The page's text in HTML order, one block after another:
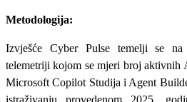
Metodologija:
Izvješće Cyber Pulse temelji se na
telemetriji kojom se mjeri broj aktivnih
Microsoft Copilot Studija i Agent
istraživanju provedenom 2025.